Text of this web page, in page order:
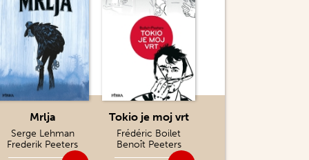
Mrlja
Serge Lehman
Frederik Peeters
Tokio je moj vrt
Frédéric Boilet
Benoît Peeters